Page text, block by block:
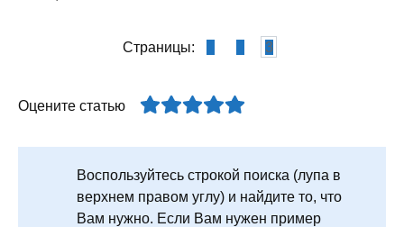
Страницы: 3
Оцените статью
Воспользуйтесь строкой поиска (лупа в
верхнем правом углу) и найдите то, что
Вам нужно. Если Вам нужен пример